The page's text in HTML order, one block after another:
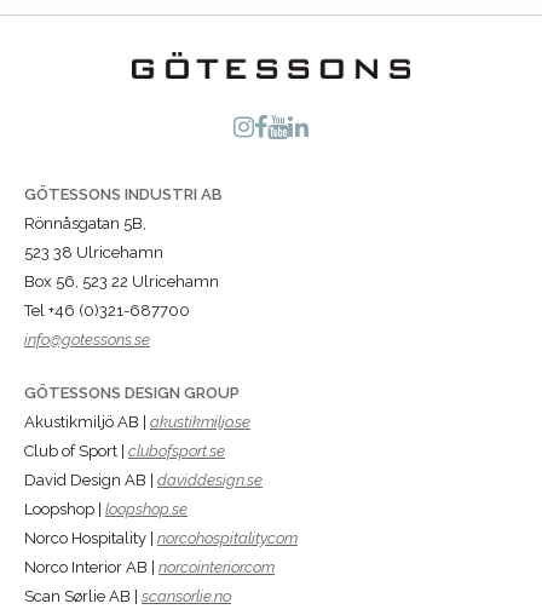
GÖTESSONS INDUSTRI AB
Rönnåsgatan 5B,
523 38 Ulricehamn
Box 56, 523 22 Ulricehamn
Tel +46 (0)321-687700
info@gotessons.se
GÖTESSONS DESIGN GROUP
Akustikmiljö AB | akustikmiljo.se
Club of Sport | clubofsport.se
David Design AB | daviddesign.se
Loopshop | loopshop.se
Norco Hospitality | norcohospitality.com
Norco Interior AB | norcointerior.com
Scan Sørlie AB | scansorlie.no